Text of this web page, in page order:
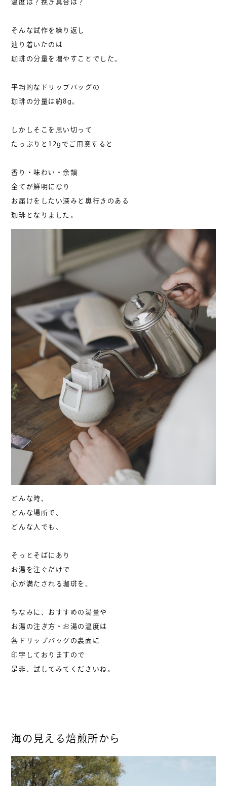
温度は？挽き具合は？
そんな試作を繰り返し
辿り着いたのは
珈琲の分量を増やすことでした。
平均的なドリップバッグの
珈琲の分量は約8g。
しかしそこを思い切って
たっぷりと12gでご用意すると
香り・味わい・余韻
全てが鮮明になり
お届けをしたい深みと奥行きのある
珈琲となりました。
どんな時、
どんな場所で、
どんな人でも、
そっとそばにあり
お湯を注ぐだけで
心が満たされる珈琲を。
ちなみに、おすすめの湯量や
お湯の注ぎ方・お湯の温度は
各ドリップバッグの裏面に
印字しておりますので
是非、試してみてくださいね。
海の見える焙煎所から